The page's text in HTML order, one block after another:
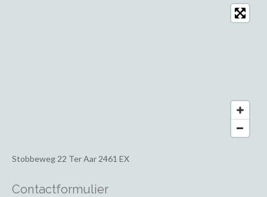
Stobbeweg 22 Ter Aar 2461 EX
Contactformulier